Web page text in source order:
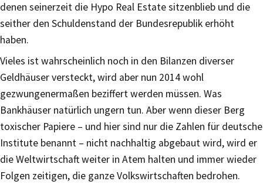
denen seinerzeit die Hypo Real Estate sitzenblieb und die
seither den Schuldenstand der Bundesrepublik erhöht
haben.
Vieles ist wahrscheinlich noch in den Bilanzen diverser
Geldhäuser versteckt, wird aber nun 2014 wohl
gezwungenermaßen beziffert werden müssen. Was
Bankhäuser natürlich ungern tun. Aber wenn dieser Berg
toxischer Papiere – und hier sind nur die Zahlen für deutsche
Institute benannt – nicht nachhaltig abgebaut wird, wird er
die Weltwirtschaft weiter in Atem halten und immer wieder
Folgen zeitigen, die ganze Volkswirtschaften bedrohen.